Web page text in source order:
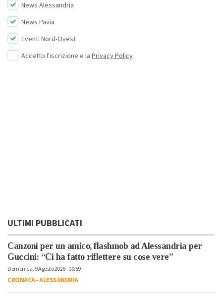
News Alessandria
News Pavia
Eventi Nord-Ovest
Accetto l'iscrizione e la Privacy Policy
ULTIMI PUBBLICATI
Canzoni per un amico, flashmob ad Alessandria per
Guccini: “Ci ha fatto riflettere su cose vere”
Domenica, 9 Agosto 2026 - 00:59
CRONACA-ALESSANDRIA